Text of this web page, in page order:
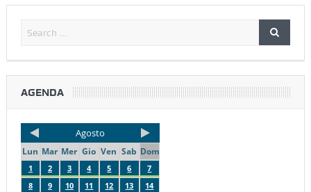
AGENDA
Agosto
Lun Mar Mer Gio Ven Sab Dom
1 2 3 4 5 6
7
8
9 10 11 12 13
14